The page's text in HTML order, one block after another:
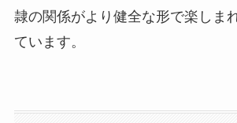
隷の関係がより健全な形で楽しま
ています。